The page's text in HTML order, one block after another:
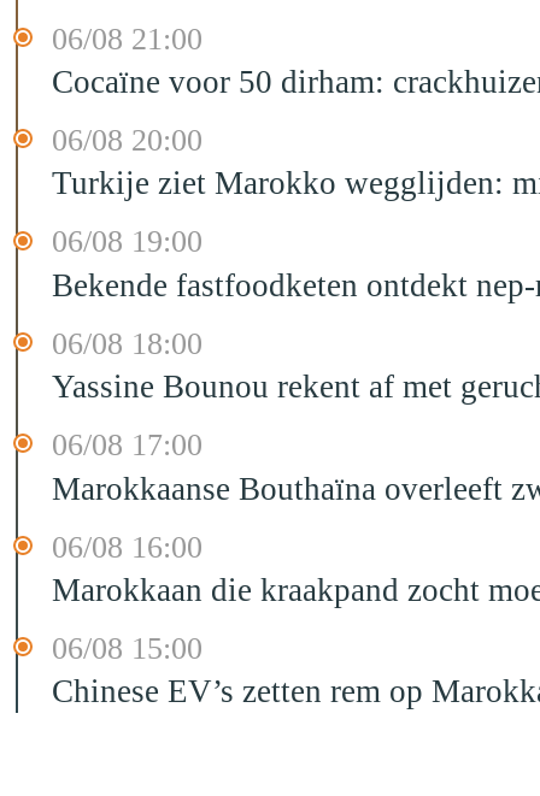
06/08 21:00
Cocaïne voor 50 dirham:
06/08 20:00
Turkije ziet Marokko wegglijden:
06/08 19:00
Bekende fastfoodketen ontdekt
06/08 18:00
Yassine Bounou rekent af met
06/08 17:00
Marokkaanse Bouthaïna overleeft
06/08 16:00
Marokkaan die kraakpand zocht
06/08 15:00
Chinese EV’s zetten rem op